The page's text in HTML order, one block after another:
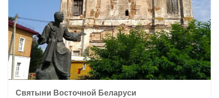
Святыни Восточной Беларуси